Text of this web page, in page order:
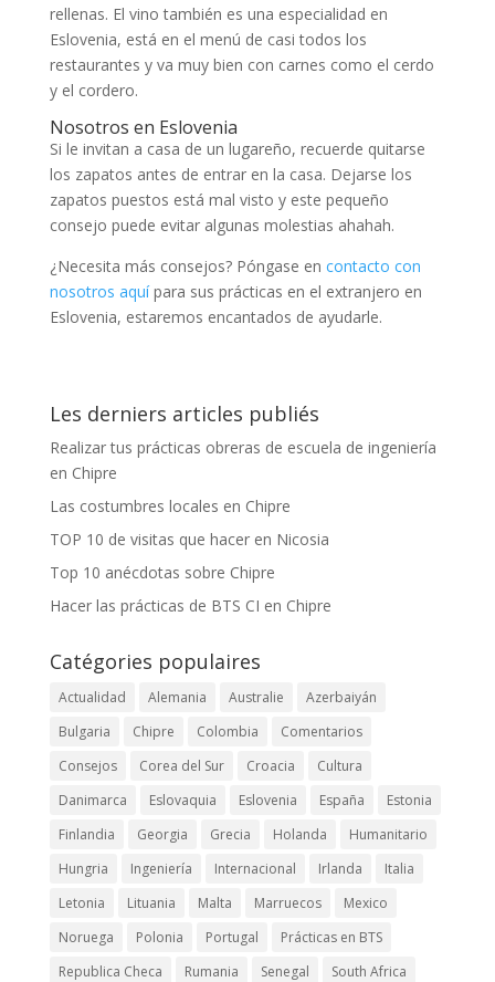
rellenas. El vino también es una especialidad en
Eslovenia, está en el menú de casi todos los
restaurantes y va muy bien con carnes como el cerdo
y el cordero.
Nosotros en Eslovenia
Si le invitan a casa de un lugareño, recuerde quitarse
los zapatos antes de entrar en la casa. Dejarse los
zapatos puestos está mal visto y este pequeño
consejo puede evitar algunas molestias ahahah.
¿Necesita más consejos? Póngase en contacto con
nosotros aquípara sus prácticas en el extranjero en
Eslovenia, estaremos encantados de ayudarle.
Les derniers articles publiés
Realizar tus prácticas obreras de escuela de ingeniería
en Chipre
Las costumbres locales en Chipre
TOP 10 de visitas que hacer en Nicosia
Top 10 anécdotas sobre Chipre
Hacer las prácticas de BTS CI en Chipre
Catégories populaires
Actualidad Alemania Australie
Azerbaiyán
Bulgaria
Chipre Colombia
Comentarios
Consejos
Corea del Sur Croacia
Cultura
Danimarca
Eslovaquia Eslovenia España
Estonia
Finlandia
Georgia Grecia Holanda
Humanitario
Hungria
Ingeniería Internacional Irlanda
Italia
Letonia
Lituania Malta Marruecos
Mexico
Noruega
Polonia Portugal
Prácticas en BTS
Republica Checa
Rumania Senegal
South Africa